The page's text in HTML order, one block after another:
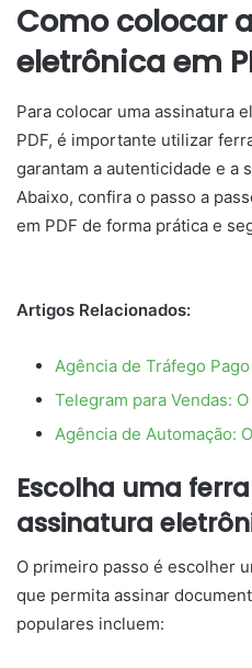
Como colocar
eletrônica em
Para colocar uma assinatura
PDF, é importante utilizar
garantam a autenticidade e a
Abaixo, confira o passo a
em PDF de forma prática e
Artigos Relacionados:
Agência de Tráfego
Telegram para Vendas:
Agência de Automação:
Escolha uma
assinatura
O primeiro passo é escolher
que permita assinar
populares incluem: